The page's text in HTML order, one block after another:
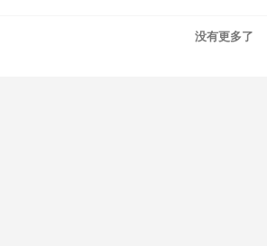
没有更多了